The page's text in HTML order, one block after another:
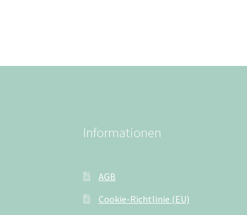
Informationen
AGB
Cookie-Richtlinie (EU)